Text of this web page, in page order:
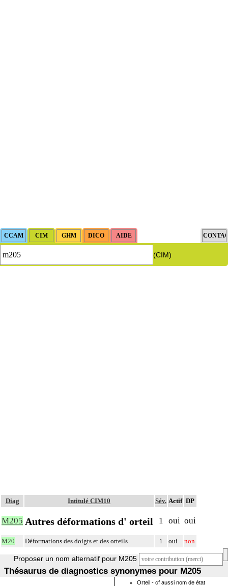
(CIM)
Diag Intitulé CIM10 Sév. Actif DP
M205 Autres déformations d' orteil 1 oui oui
M20 Déformations des doigts et des orteils 1 oui non
Proposer un nom alternatif pour M205
Thésaurus de diagnostics synonymes pour M205
Orteil - cf aussi nom de état